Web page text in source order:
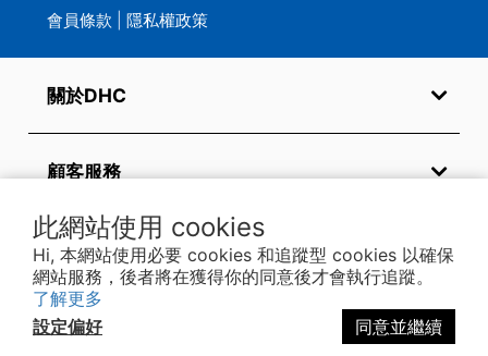
此網站使用 cookies
Hi, 本網站使用必要 cookies 和追蹤型 cookies 以確保
網站服務，後者將在獲得你的同意後才會執行追蹤。
了解更多
設定偏好
同意並繼續
會員條款
隱私權政策
關於DHC
顧客服務
常見問題
關注我們